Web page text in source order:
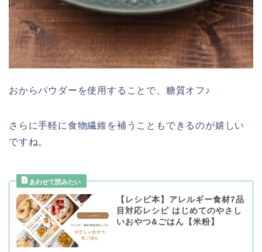
おからパウダーを使用することで、糖質オフ♪
さらに手軽に食物繊維を補うこともできるのが嬉しい
ですね。
【レシピ本】アレルギー食材7品
目対応レシピ はじめてのやさし
いおやつ&ごはん【米粉】